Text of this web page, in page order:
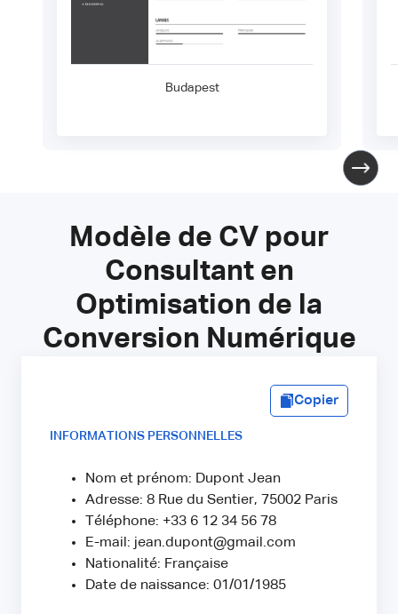
Budapest
Modèle de CV pour
Consultant en
Optimisation de la
Conversion Numérique
Copier
INFORMATIONS PERSONNELLES
Nom et prénom: Dupont Jean
Adresse: 8 Rue du Sentier, 75002 Paris
Téléphone: +33 6 12 34 56 78
E-mail: jean.dupont@gmail.com
Nationalité: Française
Date de naissance: 01/01/1985